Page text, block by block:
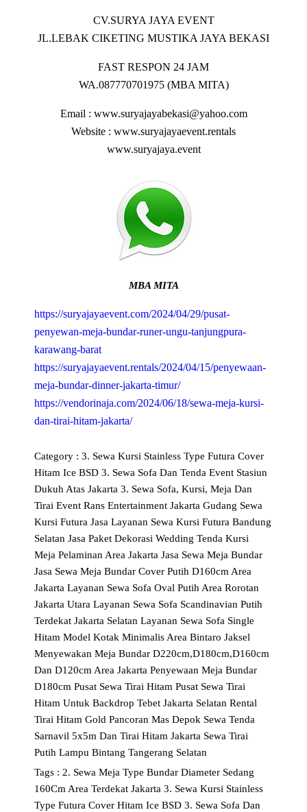
CV.SURYA JAYA EVENT
JL.LEBAK CIKETING MUSTIKA JAYA BEKASI
FAST RESPON 24 JAM
WA.087770701975 (MBA MITA)
Email : www.suryajayabekasi@yahoo.com
Website : www.suryajayaevent.rentals
www.suryajaya.event
MBA MITA
https://suryajayaevent.com/2024/04/29/pusat-
penyewan-meja-bundar-runer-ungu-tanjungpura-
karawang-barat
https://suryajayaevent.rentals/2024/04/15/penyewaan-
meja-bundar-dinner-jakarta-timur/
https://vendorinaja.com/2024/06/18/sewa-meja-kursi-
dan-tirai-hitam-jakarta/
Category : 3. Sewa Kursi Stainless Type Futura Cover
Hitam Ice BSD3. Sewa Sofa Dan Tenda Event Stasiun
Dukuh Atas Jakarta3. Sewa Sofa, Kursi, Meja Dan
Tirai Event Rans Entertainment JakartaGudang Sewa
Kursi FuturaJasa Layanan Sewa Kursi Futura Bandung
SelatanJasa Paket Dekorasi Wedding Tenda Kursi
Meja Pelaminan Area JakartaJasa Sewa Meja Bundar
Jasa Sewa Meja Bundar Cover Putih D160cm Area
JakartaLayanan Sewa Sofa Oval Putih Area Rorotan
Jakarta UtaraLayanan Sewa Sofa Scandinavian Putih
Terdekat Jakarta SelatanLayanan Sewa Sofa Single
Hitam Model Kotak Minimalis Area Bintaro Jaksel
Menyewakan Meja Bundar D220cm,D180cm,D160cm
Dan D120cm Area JakartaPenyewaan Meja Bundar
D180cmPusat Sewa Tirai HitamPusat Sewa Tirai
Hitam Untuk Backdrop Tebet Jakarta SelatanRental
Tirai Hitam Gold Pancoran Mas Depok Sewa Tenda
Sarnavil 5x5m Dan Tirai Hitam Jakarta Sewa Tirai
Putih Lampu Bintang Tangerang Selatan
Tags : 2. Sewa Meja Type Bundar Diameter Sedang
160Cm Area Terdekat Jakarta3. Sewa Kursi Stainless
Type Futura Cover Hitam Ice BSD3. Sewa Sofa Dan